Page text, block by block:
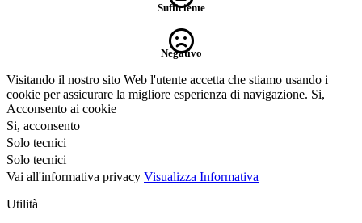
Sufficiente
Negativo
Visitando il nostro sito Web l'utente accetta che stiamo usando i
cookie per assicurare la migliore esperienza di navigazione. Si,
Acconsento ai cookie
Si, acconsento
Solo tecnici
Solo tecnici
Vai all'informativa privacy Visualizza Informativa
Utilità